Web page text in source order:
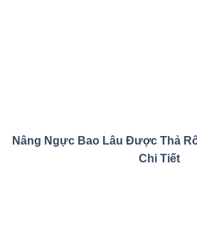
Nâng Ngực Bao Lâu Được Thả
Chi Tiết